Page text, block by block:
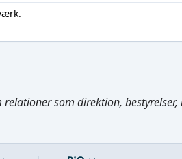
som direktion, bestyrelser,